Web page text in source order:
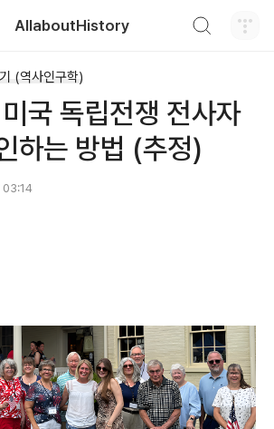
AllaboutHistory
(역사인구학)
국 독립전쟁 전사자
하는 방법 (추정)
03:14